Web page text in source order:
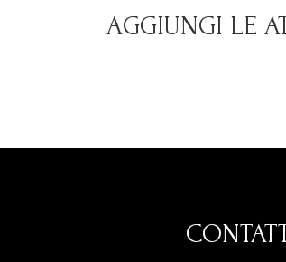
AGGIUNGI LE